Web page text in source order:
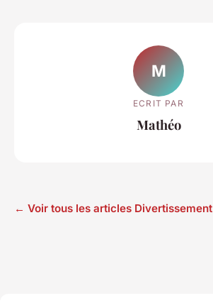
M
ECRIT PAR
Mathéo
← Voir tous les articles Divertissement